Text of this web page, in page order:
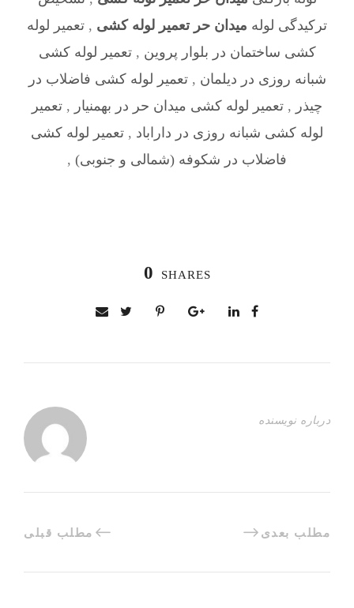
ترکیدگی لوله میدان حر تعمیر لوله کشی , تعمیر لوله
کشی ساختمان در بلوار پروین ,تعمیر لوله کشی
شبانه روزی در دیلمان ,تعمیر لوله کشی فاضلاب در
چیذر , تعمیر لوله کشی میدان حر در بهمنیار , تعمیر
لوله کشی شبانه روزی در داراباد , تعمیر لوله کشی
فاضلاب در شکوفه (شمالی و جنوبی) ,
0 SHARES
درباره نویسنده
مطلب قبلی مطلب بعدی